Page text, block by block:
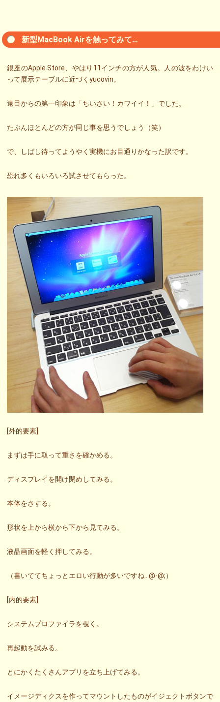
新型MacBook Airを触ってみて…
銀座のApple Store、やはり11インチの方が人気。人の波をわけい
って展示テーブルに近づくyucovin。
遠目からの第一印象は「ちいさい！カワイイ！」でした。
たぶんほとんどの方が同じ事を思うでしょう（笑）
で、しばし待ってようやく実機にお目通りかなった訳です。
恐れ多くもいろいろ試させてもらった。
[外的要素]
まずは手に取って重さを確かめる。
ディスプレイを開け閉めしてみる。
本体をさする。
形状を上から横から下から見てみる。
液晶画面を軽く押してみる。
（書いててちょっとエロい行動が多いですね…@-@;）
[内的要素]
システムプロファイラを覗く。
再起動を試みる。
とにかくたくさんアプリを立ち上げてみる。
イメージディクスを作ってマウントしたものがイジェクトボタンで